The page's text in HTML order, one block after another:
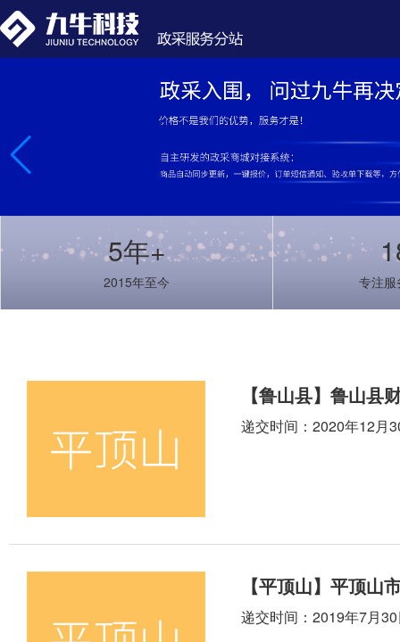
5年+
2015年至今 专注
【鲁山县】鲁山县
递交时间：2020年12月
【平顶山】平顶山
递交时间：2019年7月